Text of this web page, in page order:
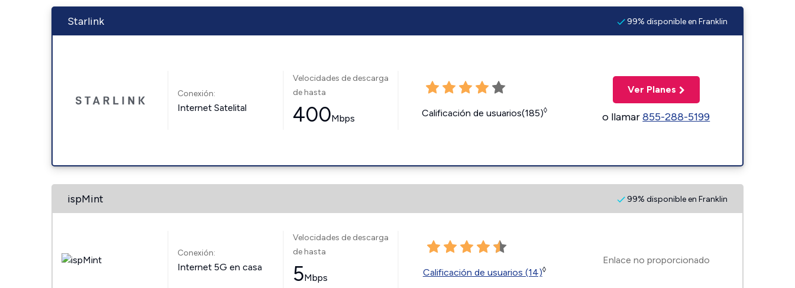
Starlink 99% disponible en Franklin
Conexión:
Internet Satelital
Velocidades de descarga
de hasta
400Mbps Calificación de usuarios(185)◊
Ver Planes
o llamar855-288-5199
ispMint 99% disponible en Franklin
Conexión:
Internet 5G en casa
Velocidades de descarga
de hasta
5Mbps Calificación de usuarios (14)◊
Enlace no proporcionado